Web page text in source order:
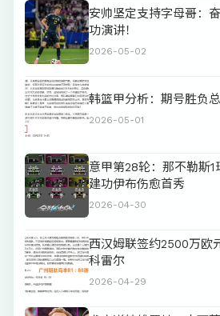
安帅坚定支持字母哥：
功演讲！
2026-05-02
韩篮甲分析：期号胜负
2026-05-01
意甲第28轮：那不勒斯
建功伊布伤愈首秀
2026-04-30
西汉姆联签约2500万欧
科雷尔
2026-04-29